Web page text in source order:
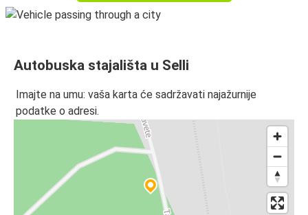
Autobuska stajališta u Selli
Imajte na umu: vaša karta će sadržavati najažurnije
podatke o adresi.